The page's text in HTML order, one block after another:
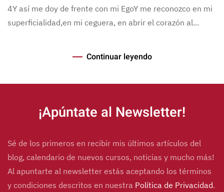
4Y así me doy de frente con mi EgoY me reconozco en mi
superficialidad,en mi ceguera, en abrir el corazón al...
Continuar leyendo
¡Apúntate al Newsletter!
Sé de los primeros en recibir mis últimos artículos del
blog, calendario de nuevos cursos, noticias y mucho más!
Al apuntarte al newsletter estás aceptando los términos
y condiciones descritos en nuestra Política de Privacidad.